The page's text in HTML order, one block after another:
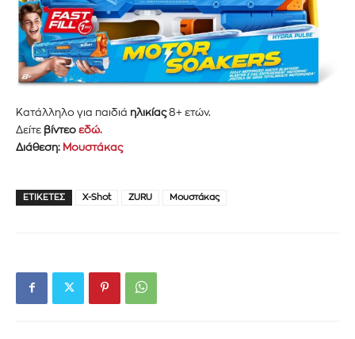
Κατάλληλο για παιδιά ηλικίας8+ ετών.
Δείτε βίντεο εδώ.
Διάθεση: Μουστάκας
ΕΤΙΚΈΤΕΣ X-Shot ZURU Μουστάκας